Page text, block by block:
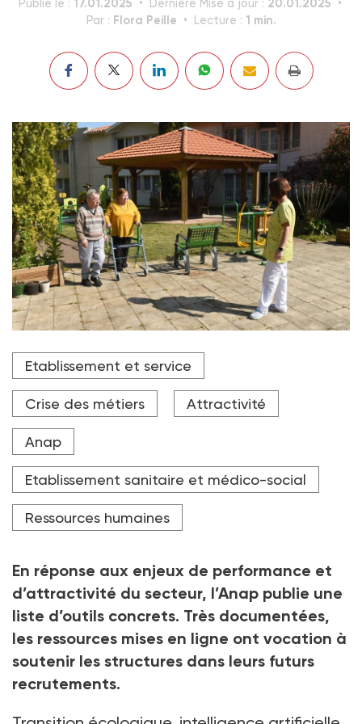
Publié le : 17.01.2025 Dernière Mise à jour : 20.01.2025
Par : Flora Peille Lecture : 1 min.
L'Anap publie 34 fiches descriptives des métiers du
futur au sein des établissements médico-sociaux.
Crédit photo Gaizka Iroz / AFP
Etablissement et service
Crise des métiers Attractivité
Anap
Etablissement sanitaire et médico-social
Ressources humaines
En réponse aux enjeux de performance et
d’attractivité du secteur, l’Anap publie une
liste d’outils concrets. Très documentées,
les ressources mises en ligne ont vocation à
soutenir les structures dans leurs futurs
recrutements.